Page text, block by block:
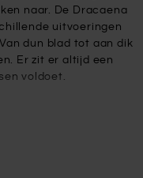
naar. De Dracaena
uitvoeringen
dun blad tot aan dik
Er zit er altijd een
voldoet.